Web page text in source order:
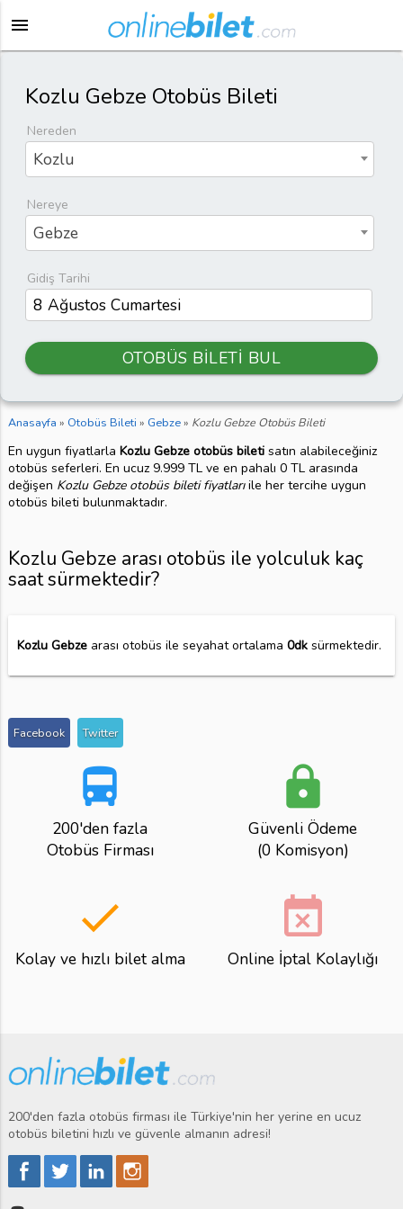
menu
Kozlu Gebze Otobüs Bileti
Nereden
Kozlu
Nereye
Gebze
Gidiş Tarihi
OTOBÜS BİLETİ BUL
Anasayfa » Otobüs Bileti » Gebze» Kozlu Gebze Otobüs Bileti
En uygun fiyatlarla Kozlu Gebze otobüs biletisatın alabileceğiniz
otobüs seferleri. En ucuz 9.999 TL ve en pahalı 0 TL arasında
değişen Kozlu Gebze otobüs bileti fiyatlarıile her tercihe uygun
otobüs bileti bulunmaktadır.
Kozlu Gebze arası otobüs ile yolculuk kaç
saat sürmektedir?
Kozlu Gebzearası otobüs ile seyahat ortalama 0dksürmektedir.
Facebook Twitter
directions_bus
200'den fazla
Otobüs Firması
lock
Güvenli Ödeme
(0 Komisyon)
done
Kolay ve hızlı bilet alma
event_busy
Online İptal Kolaylığı
200'den fazla otobüs firması ile Türkiye'nin her yerine en ucuz
otobüs biletini hızlı ve güvenle almanın adresi!